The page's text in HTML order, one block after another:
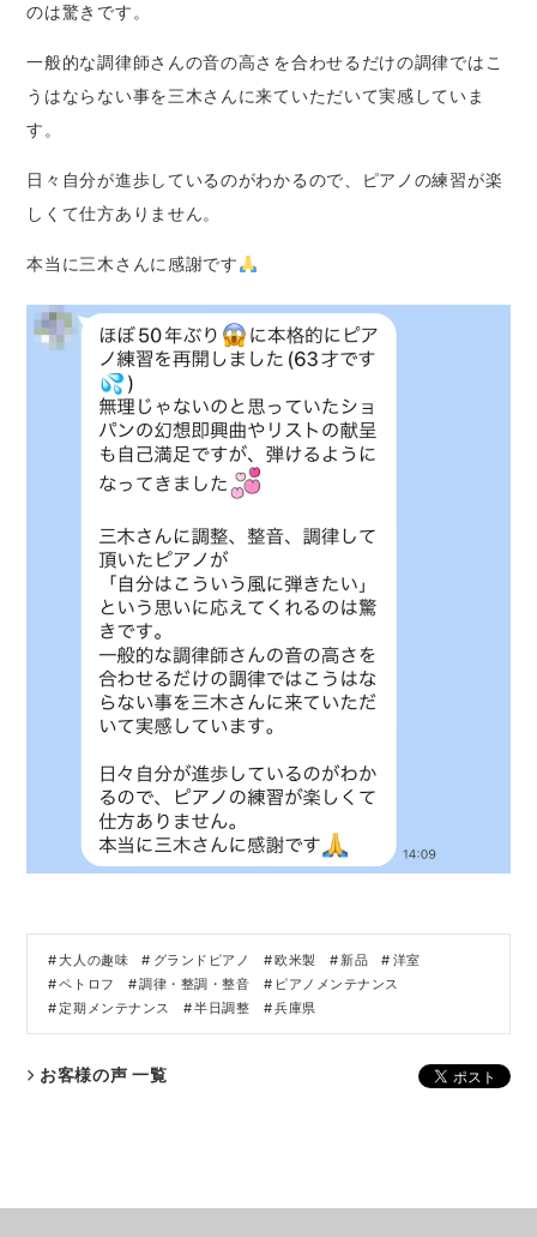
のは驚きです。
一般的な調律師さんの音の高さを合わせるだけの調律ではこ
うはならない事を三木さんに来ていただいて実感していま
す。
日々自分が進歩しているのがわかるので、ピアノの練習が楽
しくて仕方ありません。
本当に三木さんに感謝です
大人の趣味 グランドピアノ 欧米製 新品
洋室
ペトロフ
調律・整調・整音
ピアノメンテナンス
定期メンテナンス
半日調整 兵庫県
お客様の声 一覧